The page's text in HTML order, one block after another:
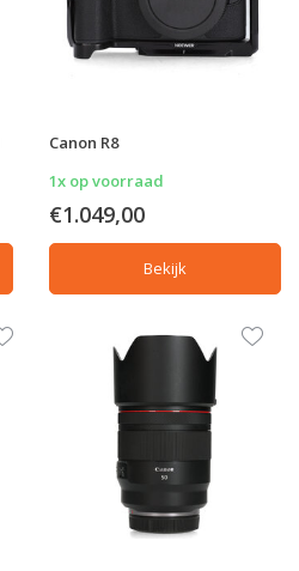
Canon R8
1x op voorraad
€1.049,00
Bekijk